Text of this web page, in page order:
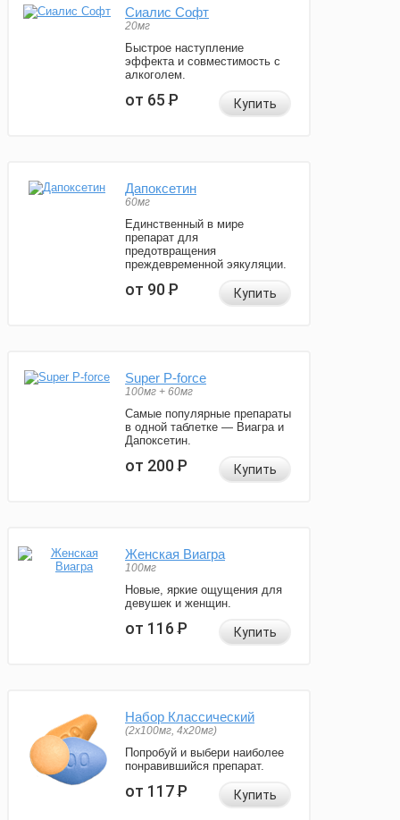
Сиалис Софт
20мг
Быстрое наступление
эффекта и совместимость с
алкоголем.
от 65Р Купить
Дапоксетин
60мг
Единственный в мире
препарат для
предотвращения
преждевременной эякуляции.
от 90Р Купить
Super P-force
100мг + 60мг
Самые популярные препараты
в одной таблетке — Виагра и
Дапоксетин.
от 200Р Купить
Женская Виагра
100мг
Новые, яркие ощущения для
девушек и женщин.
от 116Р Купить
Набор Классический
(2x100мг, 4x20мг)
Попробуй и выбери наиболее
понравившийся препарат.
от 117Р Купить